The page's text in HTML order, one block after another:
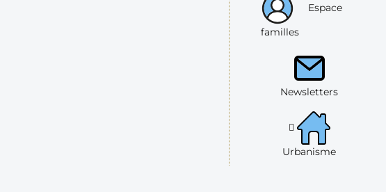
Espace
familles
Newsletters
Urbanisme